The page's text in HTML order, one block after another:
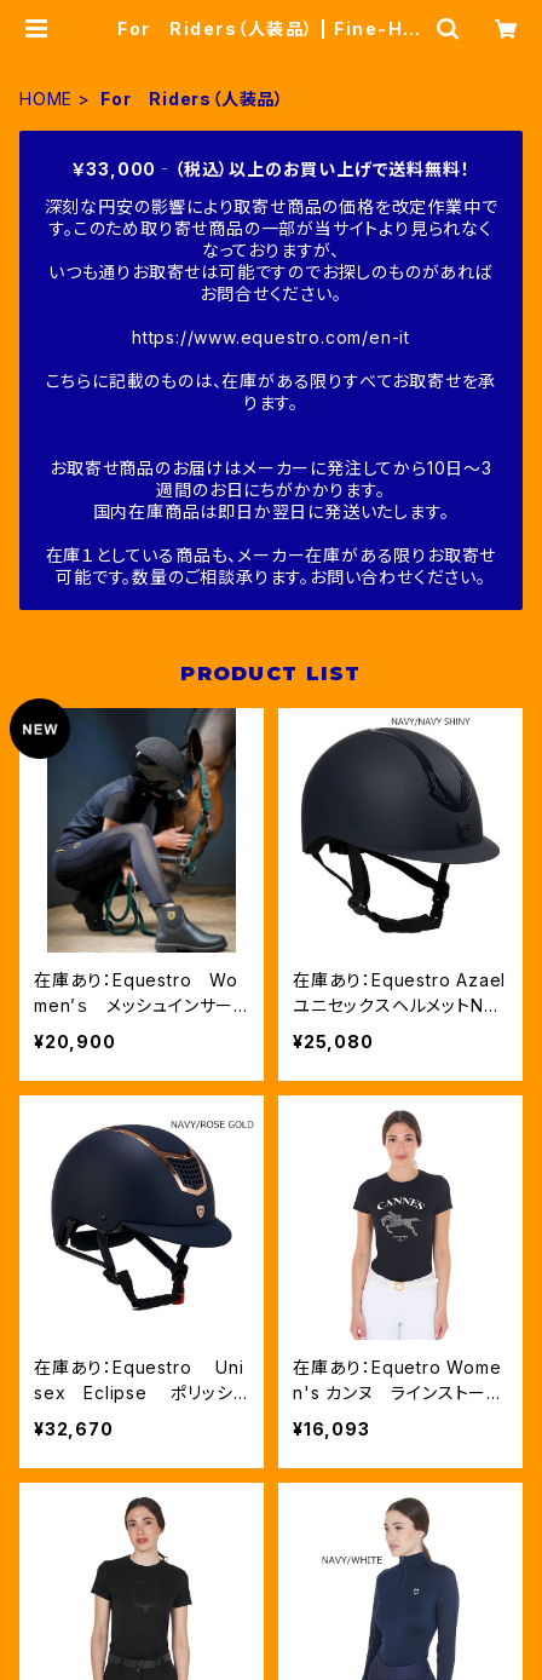
For Riders（人装品） | Fine-Hor
HOME For Riders（人装品）
￥33,000‐（税込）以上のお買い上げで送料無料！
深刻な円安の影響により取寄せ商品の価格を改定作業中で
す。このため取り寄せ商品の一部が当サイトより見られなく
なっておりますが、
いつも通りお取寄せは可能ですのでお探しのものがあれば
お問合せください。
https://www.equestro.com/en-it
こちらに記載のものは、在庫がある限りすべてお取寄せを承
ります。
お取寄せ商品のお届けはメーカーに発注してから10日～3
週間のお日にちがかかります。
国内在庫商品は即日か翌日に発送いたします。
在庫１としている商品も、メーカー在庫がある限りお取寄せ
可能です。数量のご相談承ります。お問い合わせください。
PRODUCT LIST
在庫あり：Equestro Wo
men’ｓ メッシュインサー
ト フルグリップレギンス（E
TW00170）
¥20,900
在庫あり：Equestro Azael
ユニセックスヘルメットNAV
Y/NAVYSHINY XLサイズ
（ETU02011）
¥25,080
在庫あり：Equestro Uni
sex Eclipse ポリッシュ
フレーム超軽量ヘルメッ
ト NAVY/ROSEGOLD、L
サイズ（ETU00003）
¥32,670
在庫あり：Equetro Wome
n's カンヌ ラインストーン
Tシャツ（ETW00245）
¥16,093